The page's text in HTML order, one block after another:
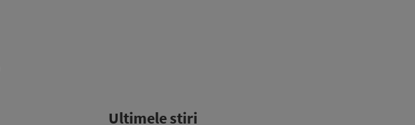
Ultimele stiri